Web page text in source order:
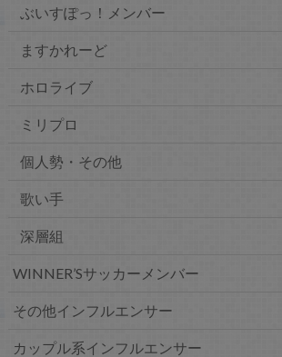
ぶいすぽっ！メンバー
ますかれーど
ホロライブ
ミリプロ
個人勢・その他
歌い手
深層組
WINNER’Sサッカーメンバー
その他インフルエンサー
カップル系インフルエンサー